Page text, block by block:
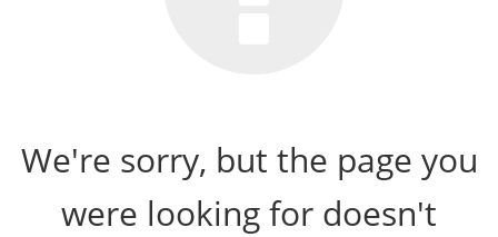
We're sorry, but the page you
were looking for doesn't